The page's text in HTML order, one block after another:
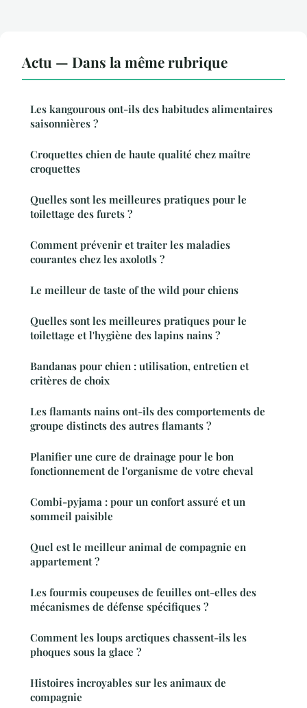
Actu — Dans la même rubrique
Les kangourous ont-ils des habitudes alimentaires
saisonnières ?
Croquettes chien de haute qualité chez maître
croquettes
Quelles sont les meilleures pratiques pour le
toilettage des furets ?
Comment prévenir et traiter les maladies
courantes chez les axolotls ?
Le meilleur de taste of the wild pour chiens
Quelles sont les meilleures pratiques pour le
toilettage et l'hygiène des lapins nains ?
Bandanas pour chien : utilisation, entretien et
critères de choix
Les flamants nains ont-ils des comportements de
groupe distincts des autres flamants ?
Planifier une cure de drainage pour le bon
fonctionnement de l'organisme de votre cheval
Combi-pyjama : pour un confort assuré et un
sommeil paisible
Quel est le meilleur animal de compagnie en
appartement ?
Les fourmis coupeuses de feuilles ont-elles des
mécanismes de défense spécifiques ?
Comment les loups arctiques chassent-ils les
phoques sous la glace ?
Histoires incroyables sur les animaux de
compagnie